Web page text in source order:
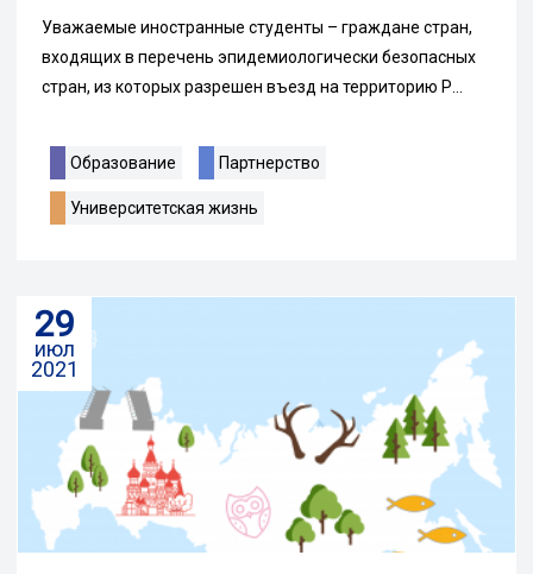
Уважаемые иностранные студенты – граждане стран,
входящих в перечень эпидемиологически безопасных
стран, из которых разрешен въезд на территорию Р...
Образование Партнерство
Университетская жизнь
29
июл
2021